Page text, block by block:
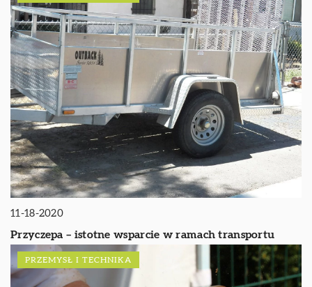
11-18-2020
Przyczepa – istotne wsparcie w ramach transportu
PRZEMYSŁ I TECHNIKA